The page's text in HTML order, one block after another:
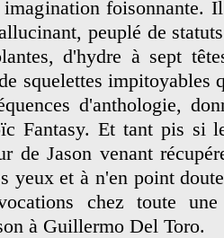
foisonnante.
peuplé de
d'hydre à sept
squelettes impitoyables
d'anthologie,
Fantasy. Et tant pis si
de Jason venant
yeux et à n'en point
chez toute une
à Guillermo Del Toro.